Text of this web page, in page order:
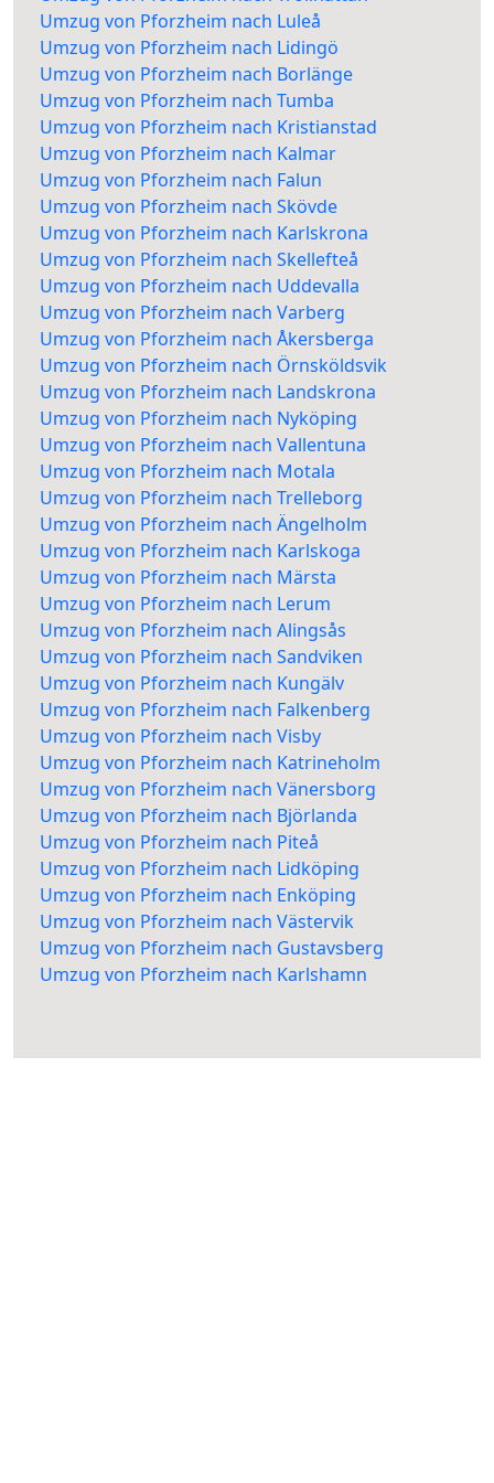
Umzug von Pforzheim nach Luleå
Umzug von Pforzheim nach Lidingö
Umzug von Pforzheim nach Borlänge
Umzug von Pforzheim nach Tumba
Umzug von Pforzheim nach Kristianstad
Umzug von Pforzheim nach Kalmar
Umzug von Pforzheim nach Falun
Umzug von Pforzheim nach Skövde
Umzug von Pforzheim nach Karlskrona
Umzug von Pforzheim nach Skellefteå
Umzug von Pforzheim nach Uddevalla
Umzug von Pforzheim nach Varberg
Umzug von Pforzheim nach Åkersberga
Umzug von Pforzheim nach Örnsköldsvik
Umzug von Pforzheim nach Landskrona
Umzug von Pforzheim nach Nyköping
Umzug von Pforzheim nach Vallentuna
Umzug von Pforzheim nach Motala
Umzug von Pforzheim nach Trelleborg
Umzug von Pforzheim nach Ängelholm
Umzug von Pforzheim nach Karlskoga
Umzug von Pforzheim nach Märsta
Umzug von Pforzheim nach Lerum
Umzug von Pforzheim nach Alingsås
Umzug von Pforzheim nach Sandviken
Umzug von Pforzheim nach Kungälv
Umzug von Pforzheim nach Falkenberg
Umzug von Pforzheim nach Visby
Umzug von Pforzheim nach Katrineholm
Umzug von Pforzheim nach Vänersborg
Umzug von Pforzheim nach Björlanda
Umzug von Pforzheim nach Piteå
Umzug von Pforzheim nach Lidköping
Umzug von Pforzheim nach Enköping
Umzug von Pforzheim nach Västervik
Umzug von Pforzheim nach Gustavsberg
Umzug von Pforzheim nach Karlshamn